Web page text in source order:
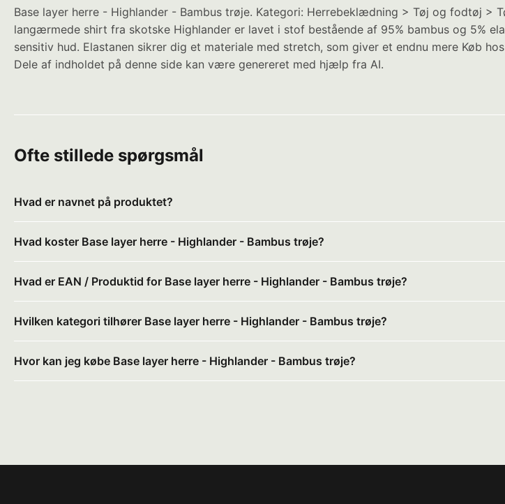
Base layer herre - Highlander - Bambus trøje. Kategori: Herrebeklædning > Tøj og fodtøj >
langærmede shirt fra skotske Highlander er lavet i stof bestående af 95% bambus og 5%
sensitiv hud. Elastanen sikrer dig et materiale med stretch, som giver et endnu mere Køb
Dele af indholdet på denne side kan være genereret med hjælp fra AI.
Ofte stillede spørgsmål
Hvad er navnet på produktet?
Hvad koster Base layer herre - Highlander - Bambus trøje?
Hvad er EAN / Produktid for Base layer herre - Highlander - Bambus trøje?
Hvilken kategori tilhører Base layer herre - Highlander - Bambus trøje?
Hvor kan jeg købe Base layer herre - Highlander - Bambus trøje?